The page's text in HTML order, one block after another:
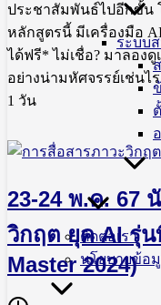
ระบบ
ติดต่อเรา
นโยบายข้อ
ประชาสัมพันธ์ไปอีกขั้น
หลักสูตรนี้ มีเครื่องมือ AI
ได้ฟรี* ไม่เชื่อ? มาลองดู
อย่างน่ามหัศจรรย์เช่น
1 วัน
23-24 พ.ค. 67
วิกฤต ยุค AI รุ่
Master 2024)